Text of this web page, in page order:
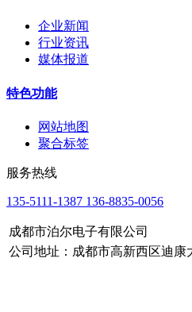
企业新闻
行业资讯
媒体报道
特色功能
网站地图
聚合标签
服务热线
135-5111-1387 136-8835-0056
成都市泊尔电子有限公司
公司地址：成都市高新西区迪康